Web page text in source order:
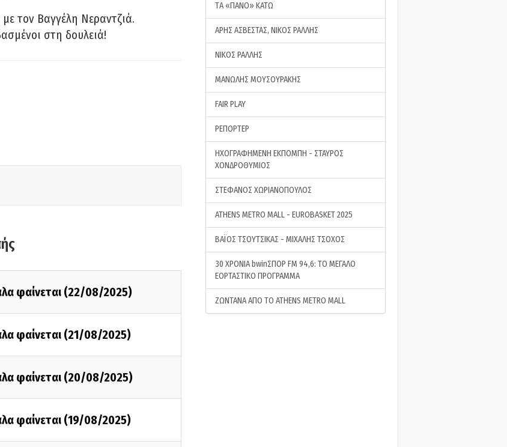
τον Βαγγέλη Νεραντζιά.
στη δουλειά!
φαίνεται (22/08/2025)
φαίνεται (21/08/2025)
φαίνεται (20/08/2025)
φαίνεται (19/08/2025)
ΤA «ΠΑΝΟ» ΚΑΤΩ
ΑΡΗΣ ΑΣΒΕΣΤΑΣ, ΝΙΚΟΣ ΡΑΛΛΗΣ
ΝΙΚΟΣ ΡΑΛΛΗΣ
ΜΑΝΩΛΗΣ ΜΟΥΣΟΥΡΑΚΗΣ
FAIR PLAY
ΡΕΠΟΡΤΕΡ
ΗΧΟΓΡΑΦΗΜΕΝΗ ΕΚΠΟΜΠΗ - ΣΤΑΥΡΟΣ
ΧΟΝΔΡΟΘΥΜΙΟΣ
ΣΤΕΦΑΝΟΣ ΧΩΡΙΑΝΟΠΟΥΛΟΣ
ATHENS METRO MALL - EUROBASKET 2025
ΒΑΪΟΣ ΤΣΟΥΤΣΙΚΑΣ - ΜΙΧΑΛΗΣ ΤΣΟΧΟΣ
30 ΧΡΟΝΙΑ bwinΣΠΟΡ FM 94,6: ΤΟ ΜΕΓΑΛΟ
ΕΟΡΤΑΣΤΙΚΟ ΠΡΟΓΡΑΜΜΑ
ΖΩΝΤΑΝΑ ΑΠΟ ΤΟ ATHENS METRO MALL